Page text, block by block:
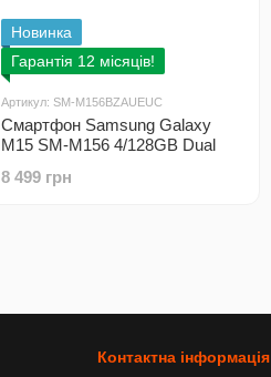
Новинка
Гарантія 12 місяців!
Артикул: SM-M156BZAUEUC
Смартфон Samsung Galaxy
M15 SM-M156 4/128GB Dual
8 499 грн
Контактна інформація